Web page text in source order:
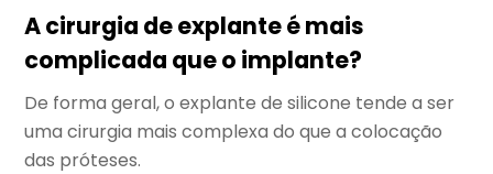
A cirurgia de explante é mais
complicada que o implante?
De forma geral, o explante de silicone tende a ser
uma cirurgia mais complexa do que a colocação
das próteses.